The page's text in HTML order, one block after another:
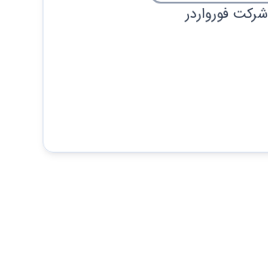
شرکت فورواردر